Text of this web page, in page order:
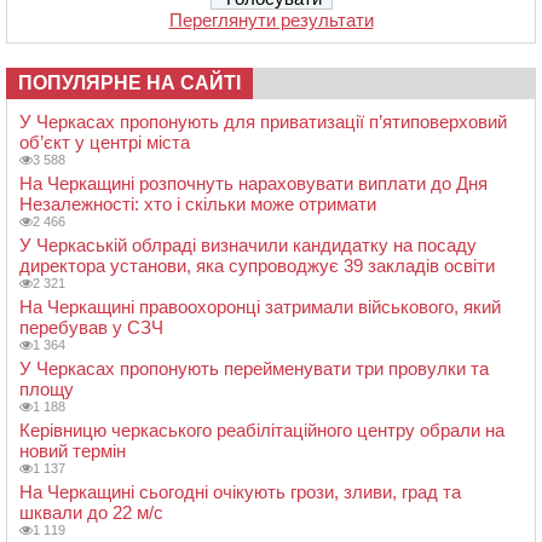
Переглянути результати
ПОПУЛЯРНЕ НА САЙТІ
У Черкасах пропонують для приватизації п’ятиповерховий
об’єкт у центрі міста
3 588
На Черкащині розпочнуть нараховувати виплати до Дня
Незалежності: хто і скільки може отримати
2 466
У Черкаській облраді визначили кандидатку на посаду
директора установи, яка супроводжує 39 закладів освіти
2 321
На Черкащині правоохоронці затримали військового, який
перебував у СЗЧ
1 364
У Черкасах пропонують перейменувати три провулки та
площу
1 188
Керівницю черкаського реабілітаційного центру обрали на
новий термін
1 137
На Черкащині сьогодні очікують грози, зливи, град та
шквали до 22 м/с
1 119